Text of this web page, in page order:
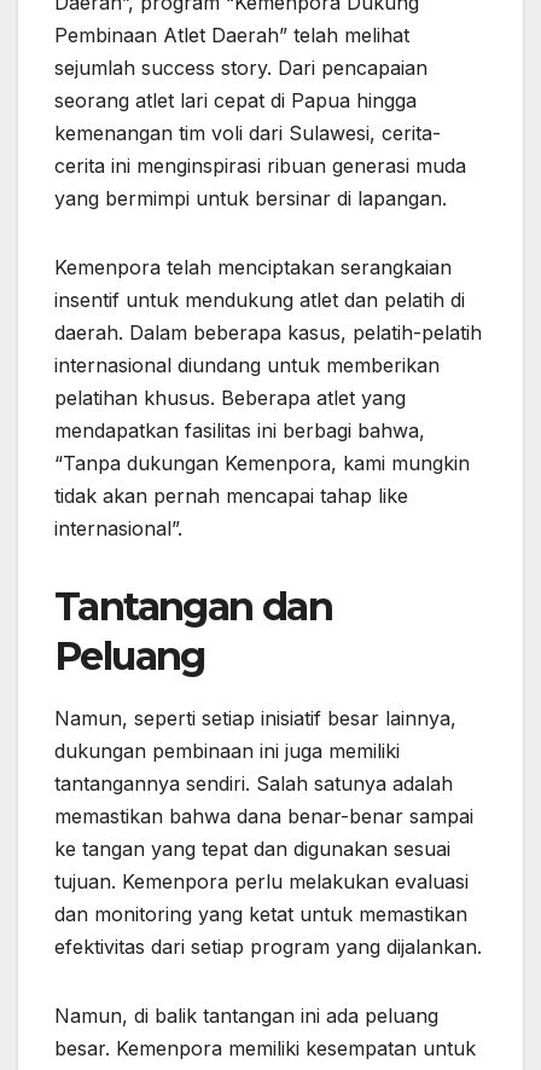
Pembinaan Atlet Daerah” telah melihat
sejumlah success story. Dari pencapaian
seorang atlet lari cepat di Papua hingga
kemenangan tim voli dari Sulawesi, cerita-
cerita ini menginspirasi ribuan generasi muda
yang bermimpi untuk bersinar di lapangan.
Kemenpora telah menciptakan serangkaian
insentif untuk mendukung atlet dan pelatih di
daerah. Dalam beberapa kasus, pelatih-pelatih
internasional diundang untuk memberikan
pelatihan khusus. Beberapa atlet yang
mendapatkan fasilitas ini berbagi bahwa,
“Tanpa dukungan Kemenpora, kami mungkin
tidak akan pernah mencapai tahap like
internasional”.
Tantangan dan
Peluang
Namun, seperti setiap inisiatif besar lainnya,
dukungan pembinaan ini juga memiliki
tantangannya sendiri. Salah satunya adalah
memastikan bahwa dana benar-benar sampai
ke tangan yang tepat dan digunakan sesuai
tujuan. Kemenpora perlu melakukan evaluasi
dan monitoring yang ketat untuk memastikan
efektivitas dari setiap program yang dijalankan.
Namun, di balik tantangan ini ada peluang
besar. Kemenpora memiliki kesempatan untuk